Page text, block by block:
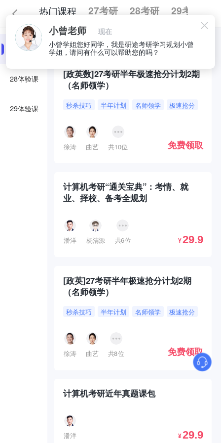
热门课程 27考研 28考研 29考研
27体验课
28体验课
29体验课
全部 必囤好课
[政英数]27考研半年极速抢分计划2期
（名师领学）
秒杀技巧 半年计划 名师领学 极速抢分
徐涛 曲艺 共10位 免费领取
计算机考研“通关宝典”：考情、就
业、择校、备考全规划
潘洋 杨清源 共6位 ¥29.9
[政英]27考研半年极速抢分计划2期
（名师领学）
秒杀技巧 半年计划 名师领学 极速抢分
徐涛 曲艺 共8位 免费领取
计算机考研近年真题课包
潘洋 ¥29.9
小曾老师
现在
小曾学姐您好同学，我是研途考研学习规划小曾
学姐，请问有什么可以帮助您的吗？